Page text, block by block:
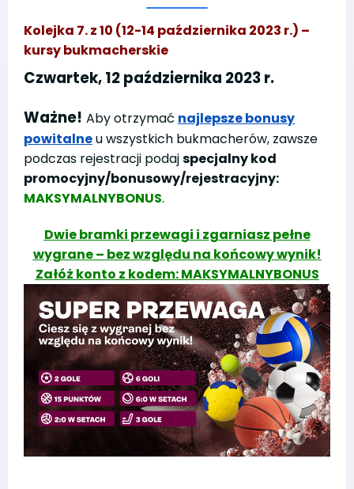
Kolejka 7. z 10 (12-14 października 2023 r.) –
kursy bukmacherskie
Czwartek, 12 października 2023 r.
Ważne! Aby otrzymać najlepsze bonusy
powitalneu wszystkich bukmacherów, zawsze
podczas rejestracji podajspecjalny kod
promocyjny/bonusowy/rejestracyjny:
MAKSYMALNYBONUS.
Dwie bramki przewagi i zgarniasz pełne
wygrane – bez względu na końcowy wynik!
Załóż konto z kodem: MAKSYMALNYBONUS